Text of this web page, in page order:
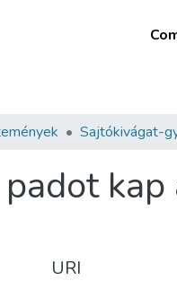
Sajtókivágat-
URI